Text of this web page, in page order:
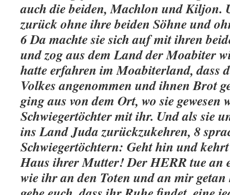
auch die beiden, Machlon und Kiljon.
zurück ohne ihre beiden Söhne und
6 Da machte sie sich auf mit ihren
und zog aus dem Land der Moabiter
hatte erfahren im Moabiterland, dass
Volkes angenommen und ihnen Brot
ging aus von dem Ort, wo sie gewesen
Schwiegertöchter mit ihr. Und als sie
ins Land Juda zurückzukehren, 8
Schwiegertöchtern: Geht hin und
Haus ihrer Mutter! Der HERR tue an
wie ihr an den Toten und an mir